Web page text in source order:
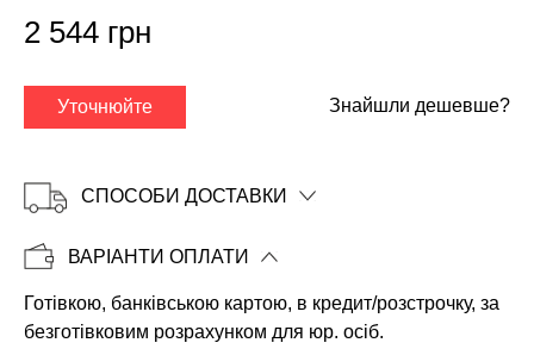
Копіювати
2 544 грн
Уточнюйте Знайшли дешевше?
СПОСОБИ ДОСТАВКИ
ВАРІАНТИ ОПЛАТИ
Готівкою, банківською картою, в кредит/розстрочку, за
безготівковим розрахунком для юр. осіб.